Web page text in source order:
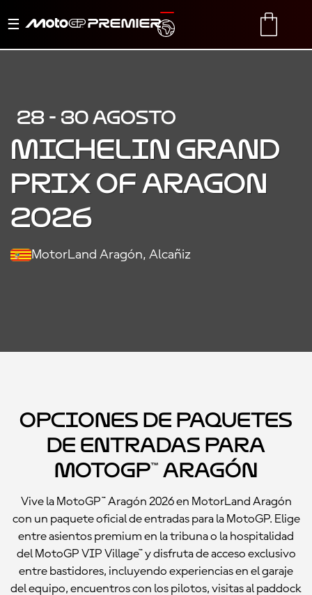
Alternar
TRANSLATE
28 - 30 AGOSTO
MICHELIN GRAND
PRIX OF ARAGON
2026
MotorLand Aragón, Alcañiz
Opciones de paquetes
de entradas para
MotoGP™ Aragón
Vive la MotoGP™ Aragón 2026 en MotorLand Aragón
con un paquete oficial de entradas para la MotoGP. Elige
entre asientos premium en la tribuna o la hospitalidad
del MotoGP VIP Village™ y disfruta de acceso exclusivo
entre bastidores, incluyendo experiencias en el garaje
del equipo, encuentros con los pilotos, visitas al paddock